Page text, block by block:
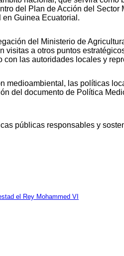
del Plan de Acción del
Guinea Ecuatorial.
del Ministerio de
a otros puntos
las autoridades locales y
medioambiental, las políticas
del documento de Política
públicas responsables y
el Rey Mohammed VI